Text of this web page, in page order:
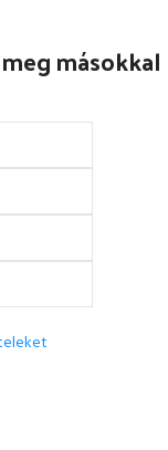
másokkal